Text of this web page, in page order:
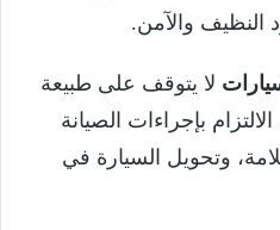
النظيف والآمن.
لا يتوقف على طبيعة
بإجراءات الصيانة
وتحويل السيارة في